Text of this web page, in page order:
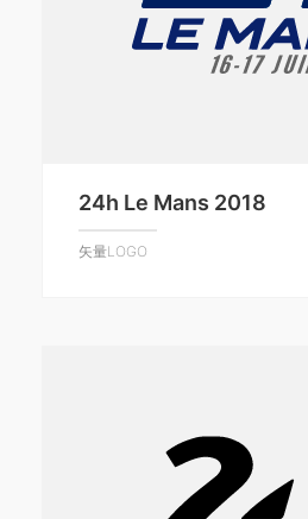
24h Le Mans 2018
矢量LOGO